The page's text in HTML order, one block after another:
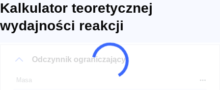
Kalkulator teoretycznej
wydajności reakcji
Odczynnik ograniczający
Masa